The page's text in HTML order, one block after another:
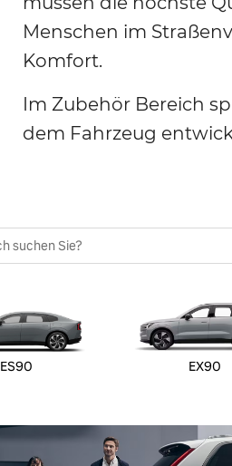
Menschen im
Komfort.
Im Zubehör Bereich
dem Fahrzeug
ES90 EX90